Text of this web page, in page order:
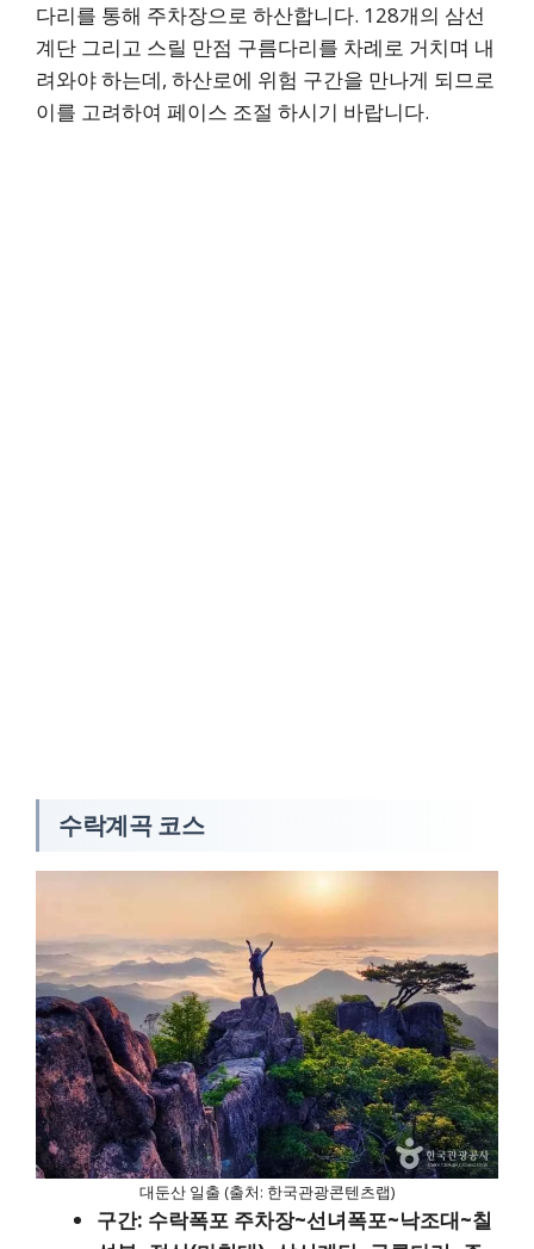
다리를 통해 주차장으로 하산합니다. 128개의 삼선
계단 그리고 스릴 만점 구름다리를 차례로 거치며 내
려와야 하는데, 하산로에 위험 구간을 만나게 되므로
이를 고려하여 페이스 조절 하시기 바랍니다.
수락계곡 코스
대둔산 일출 (출처: 한국관광콘텐츠랩)
구간: 수락폭포 주차장~선녀폭포~낙조대~칠